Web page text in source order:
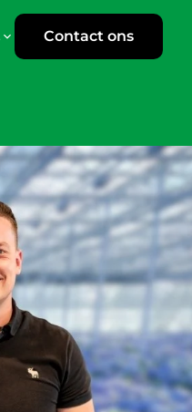
Contact ons